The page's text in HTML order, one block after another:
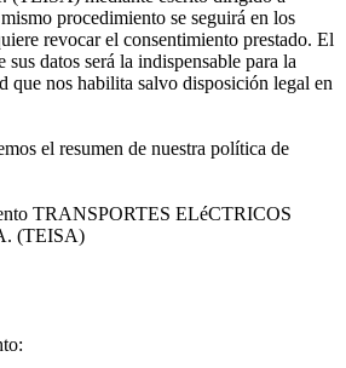
procedimiento se seguirá en los
revocar el consentimiento prestado. El
datos será la indispensable para la
que nos habilita salvo disposición legal en
el resumen de nuestra política de
TRANSPORTES ELéCTRICOS
(TEISA)